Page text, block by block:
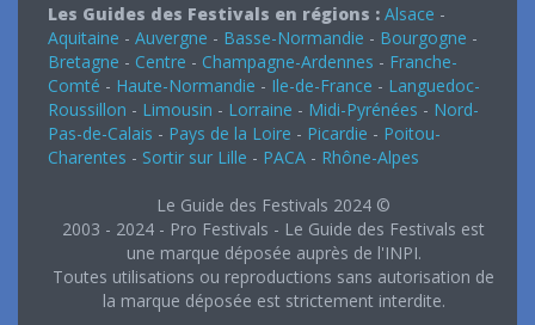
Les Guides des Festivals en régions : Alsace -
Aquitaine - Auvergne - Basse-Normandie - Bourgogne -
Bretagne - Centre - Champagne-Ardennes - Franche-
Comté - Haute-Normandie - Ile-de-France - Languedoc-
Roussillon - Limousin - Lorraine - Midi-Pyrénées - Nord-
Pas-de-Calais - Pays de la Loire - Picardie - Poitou-
Charentes - Sortir sur Lille - PACA - Rhône-Alpes
Le Guide des Festivals 2024 ©
2003 - 2024 - Pro Festivals - Le Guide des Festivals est
une marque déposée auprès de l'INPI.
Toutes utilisations ou reproductions sans autorisation de
la marque déposée est strictement interdite.